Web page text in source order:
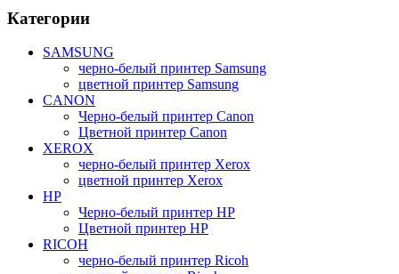
Категории
SAMSUNG
черно-белый принтер Samsung
цветной принтер Samsung
CANON
Черно-белый принтер Canon
Цветной принтер Canon
XEROX
черно-белый принтер Xerox
цветной принтер Xerox
HP
Черно-белый принтер HP
Цветной принтер HP
RICOH
черно-белый принтер Ricoh